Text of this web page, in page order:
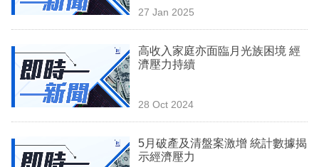
科
技
場
生
時
27 Jan 2025
高收入家庭亦面臨月光族困境 經
濟壓力持續
28 Oct 2024
5月破產及清盤案激增 統計數據揭
示經濟壓力